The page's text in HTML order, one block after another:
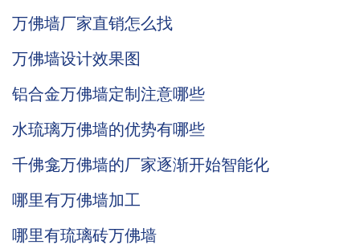
万佛墙厂家直销怎么找
万佛墙设计效果图
铝合金万佛墙定制注意哪些
水琉璃万佛墙的优势有哪些
千佛龛万佛墙的厂家逐渐开始智能化
哪里有万佛墙加工
哪里有琉璃砖万佛墙